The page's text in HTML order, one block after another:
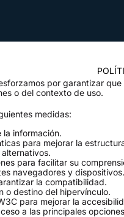
por garantizar
o del contexto de uso.
medidas:
la información.
para mejorar la
para facilitar su
navegadores y dispositivos.
la compatibilidad.
o destino del hipervínculo.
para mejorar la
a las principales